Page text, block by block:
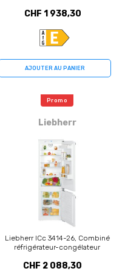
CHF 1 938,30
AJOUTER AU PANIER
Promo
Liebherr
Liebherr ICc 3414-26, Combiné
réfrigérateur-congélateur
CHF 2 088,30